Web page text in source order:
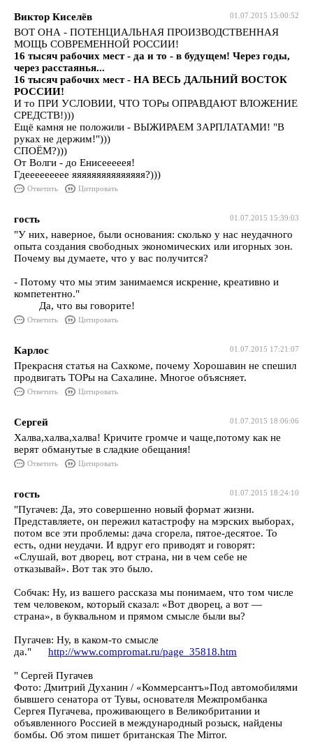
01.07.2015 15:00:52
Виктор Киселёв
ВОТ ОНА - ПОТЕНЦИАЛЬНАЯ ПРОИЗВОДСТВЕННАЯ
МОЩЬ СОВРЕМЕННОЙ РОССИИ!
16 тысяч рабочих мест - да и то - в будущем! Через годы,
через расстаянья...
16 тысяч рабочих мест - НА ВЕСЬ ДАЛЬНИЙ ВОСТОК
РОССИИ!
И то ПРИ УСЛОВИИ, ЧТО ТОРы ОПРАВДАЮТ ВЛОЖЕНИЕ
СРЕДСТВ!)))
Ещё камня не положили - ВЫЖИРАЕМ ЗАРПЛАТАМИ! "В
руках не держим!")))
СПОЁМ?)))
От Волги - до Енисееееея!
Гдеееееееее яяяяяяяяяяяяяяя?)))
Ответить Цитировать
01.07.2015 15:39:03
гость
"У них, наверное, были основания: сколько у нас неудачного
опыта создания свободных экономических или игорных зон.
Почему вы думаете, что у вас получится?
- Потому что мы этим занимаемся искренне, креативно и
компетентно."
Да, что вы говорите!
Ответить Цитировать
01.07.2015 17:21:07
Карлос
Прекрасня статья на Сахкоме, почему Хорошавин не спешил
продвигать ТОРы на Сахалине. Многое объясняет.
Ответить Цитировать
01.07.2015 18:06:06
Сергей
Халва,халва,халва! Кричите громче и чаще,потому как не
верят обманутые в сладкие обещания!
Ответить Цитировать
01.07.2015 18:24:10
гость
"Пугачев: Да, это совершенно новый формат жизни.
Представляете, он пережил катастрофу на мэрских выборах,
потом все эти проблемы: дача сгорела, пятое-десятое. То
есть, одни неудачи. И вдруг его приводят и говорят:
«Слушай, вот дворец, вот страна, ни в чем себе не
отказывай». Вот так это было.
Собчак: Ну, из вашего рассказа мы понимаем, что том числе
тем человеком, который сказал: «Вот дворец, а вот —
страна», в буквальном и прямом смысле были вы?
Пугачев: Ну, в каком-то смысле
да." http://www.compromat.ru/page_35818.htm
" Сергей Пугачев
Фото: Дмитрий Духанин / «Коммерсантъ»Под автомобилями
бывшего сенатора от Тувы, основателя Межпромбанка
Сергея Пугачева, проживающего в Великобритании и
объявленного Россией в международный розыск, найдены
бомбы. Об этом пишет британская The Mirror.